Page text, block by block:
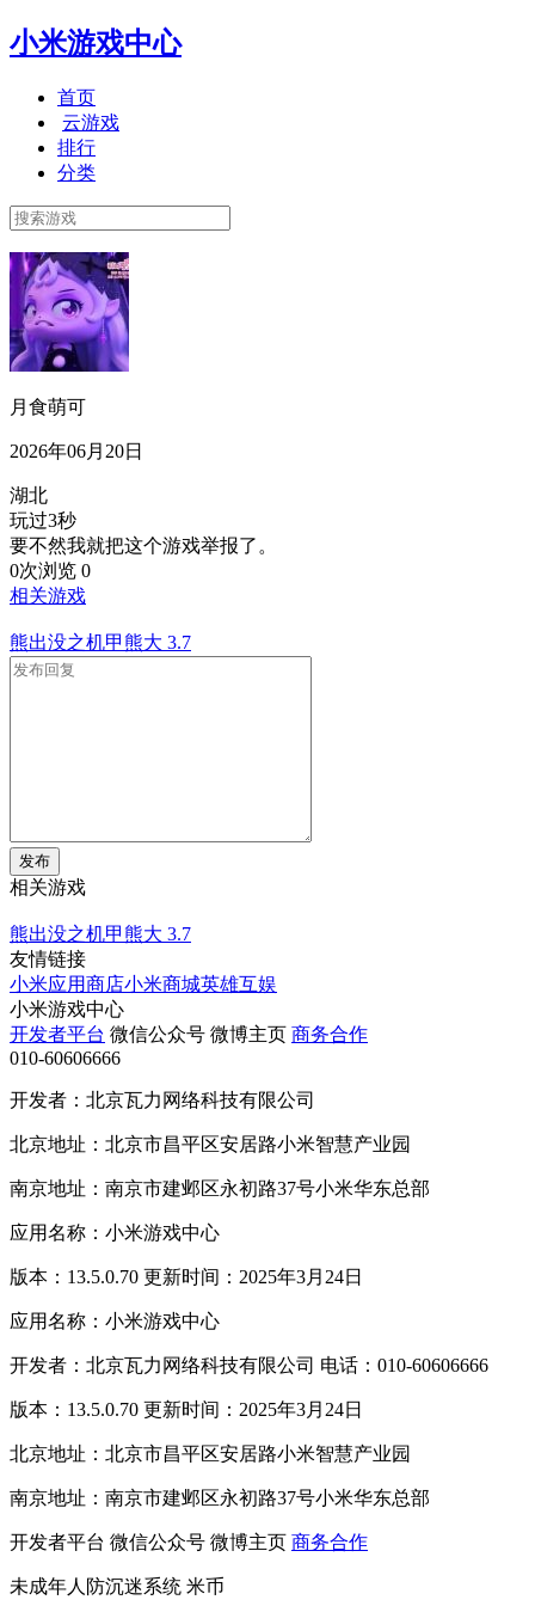
小米游戏中心
首页
云游戏
排行
分类
月食萌可
2026年06月20日
湖北
玩过3秒
要不然我就把这个游戏举报了。
0次浏览 0
相关游戏
熊出没之机甲熊大 3.7
发布
相关游戏
熊出没之机甲熊大 3.7
友情链接
小米应用商店小米商城英雄互娱
小米游戏中心
开发者平台 微信公众号 微博主页 商务合作
010-60606666
开发者：北京瓦力网络科技有限公司
北京地址：北京市昌平区安居路小米智慧产业园
南京地址：南京市建邺区永初路37号小米华东总部
应用名称：小米游戏中心
版本：13.5.0.70 更新时间：2025年3月24日
应用名称：小米游戏中心
开发者：北京瓦力网络科技有限公司 电话：010-60606666
版本：13.5.0.70 更新时间：2025年3月24日
北京地址：北京市昌平区安居路小米智慧产业园
南京地址：南京市建邺区永初路37号小米华东总部
开发者平台 微信公众号 微博主页 商务合作
未成年人防沉迷系统 米币